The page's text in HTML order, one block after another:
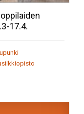
17.4.